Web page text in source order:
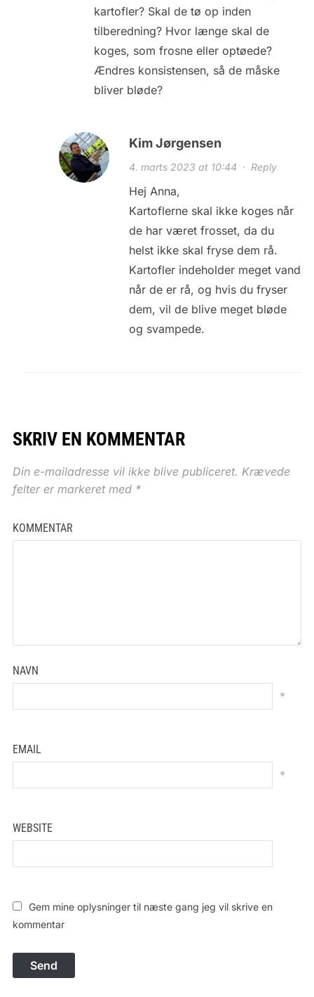
kartofler? Skal de tø op inden
tilberedning? Hvor længe skal de
koges, som frosne eller optøede?
Ændres konsistensen, så de måske
bliver bløde?
Kim Jørgensen
4. marts 2023 at 10:44 · Reply
Hej Anna,
Kartoflerne skal ikke koges når
de har været frosset, da du
helst ikke skal fryse dem rå.
Kartofler indeholder meget vand
når de er rå, og hvis du fryser
dem, vil de blive meget bløde
og svampede.
SKRIV EN KOMMENTAR
Din e-mailadresse vil ikke blive publiceret. Krævede
felter er markeret med *
KOMMENTAR
NAVN
*
EMAIL
*
WEBSITE
Gem mine oplysninger til næste gang jeg vil skrive en
kommentar